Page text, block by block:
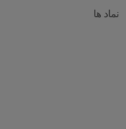
نماد ها